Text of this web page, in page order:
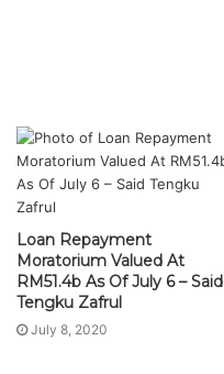
Loan Repayment
Moratorium Valued At
RM51.4b As Of July 6 – Said
Tengku Zafrul
July 8, 2020